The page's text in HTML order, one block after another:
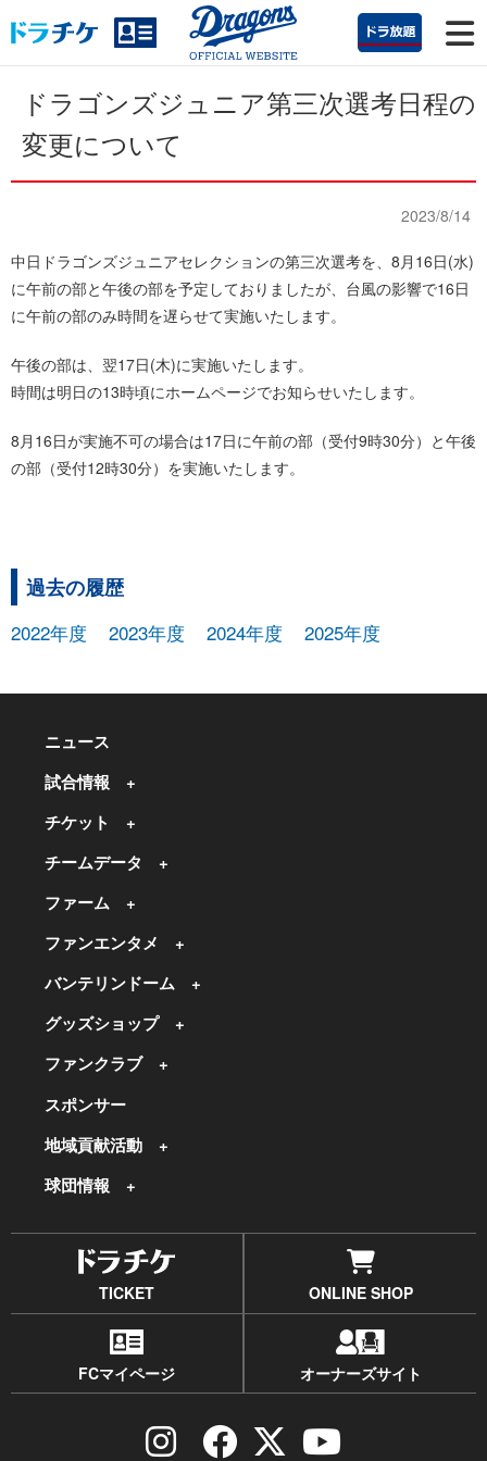
ドラゴンズジュニア第三次選考日程の
変更について
2023/8/14
中日ドラゴンズジュニアセレクションの第三次選考を、8月16日(水)
に午前の部と午後の部を予定しておりましたが、台風の影響で16日
に午前の部のみ時間を遅らせて実施いたします。
午後の部は、翌17日(木)に実施いたします。
時間は明日の13時頃にホームページでお知らせいたします。
8月16日が実施不可の場合は17日に午前の部（受付9時30分）と午後
の部（受付12時30分）を実施いたします。
過去の履歴
2022年度
2023年度 2024年度 2025年度
ニュース
試合情報
チケット
チームデータ
ファーム
ファンエンタメ
バンテリンドーム
グッズショップ
ファンクラブ
スポンサー
地域貢献活動
球団情報
TICKET ONLINE SHOP
FCマイページ オーナーズサイト